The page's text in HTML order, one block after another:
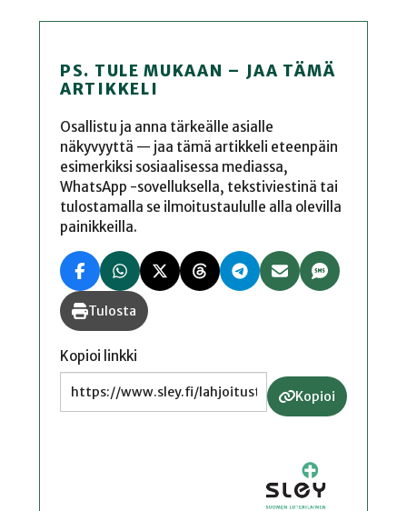
PS. TULE MUKAAN – JAA TÄMÄ
ARTIKKELI
Osallistu ja anna tärkeälle asialle
näkyvyyttä — jaa tämä artikkeli eteenpäin
esimerkiksi sosiaalisessa mediassa,
WhatsApp -sovelluksella, tekstiviestinä tai
tulostamalla se ilmoitustaululle alla olevilla
painikkeilla.
Tulosta
Kopioi linkki
Kopioi